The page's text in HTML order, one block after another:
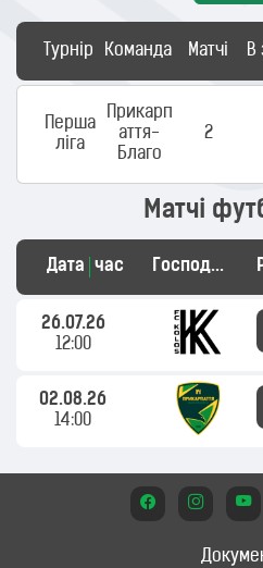
Турнір Команда Матчі В
Перша
ліга
Прикарп
аття-
Благо
2
Матчі
Дата час Господарі
26.07.26
12:00
02.08.26
14:00